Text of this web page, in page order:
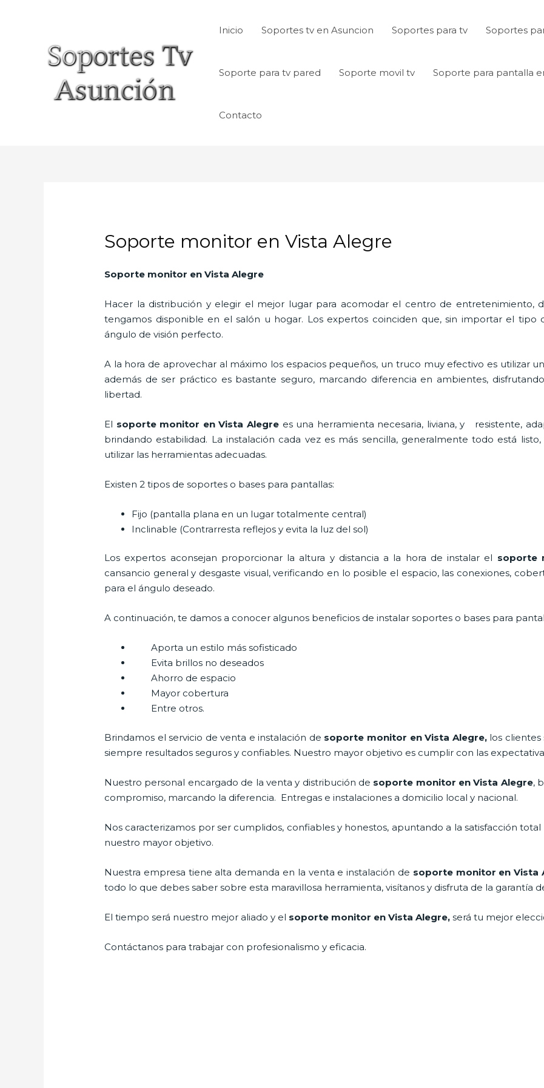
Inicio Soportes tv en Asuncion Soportes para tv Soportes
Soporte para tv pared Soporte movil tv Soporte para pantalla
Contacto
Soporte monitor en Vista Alegre
Soporte monitor en Vista Alegre
Hacer la distribución y elegir el mejor lugar para acomodar el centro de entretenimiento,
tengamos disponible en el salón u hogar. Los expertos coinciden que, sin importar el
ángulo de visión perfecto.
A la hora de aprovechar al máximo los espacios pequeños, un truco muy efectivo es utilizar un
además de ser práctico es bastante seguro, marcando diferencia en ambientes,
libertad.
El soporte monitor en Vista Alegre es una herramienta necesaria, liviana, y resistente,
brindando estabilidad. La instalación cada vez es más sencilla, generalmente todo está
utilizar las herramientas adecuadas.
Existen 2 tipos de soportes o bases para pantallas:
Fijo (pantalla plana en un lugar totalmente central)
Inclinable (Contrarresta reflejos y evita la luz del sol)
Los expertos aconsejan proporcionar la altura y distancia a la hora de instalar el soporte
cansancio general y desgaste visual, verificando en lo posible el espacio, las conexiones,
para el ángulo deseado.
A continuación, te damos a conocer algunos beneficios de instalar soportes o bases para
Aporta un estilo más sofisticado
Evita brillos no deseados
Ahorro de espacio
Mayor cobertura
Entre otros.
Brindamos el servicio de venta e instalación de soporte monitor en Vista Alegre, los
siempre resultados seguros y confiables. Nuestro mayor objetivo es cumplir con las
Nuestro personal encargado de la venta y distribución de soporte monitor en Vista Alegre,
compromiso, marcando la diferencia. Entregas e instalaciones a domicilio local y nacional.
Nos caracterizamos por ser cumplidos, confiables y honestos, apuntando a la satisfacción
nuestro mayor objetivo.
Nuestra empresa tiene alta demanda en la venta e instalación de soporte monitor en Vista
todo lo que debes saber sobre esta maravillosa herramienta, visítanos y disfruta de la garantía
El tiempo será nuestro mejor aliado y el soporte monitor en Vista Alegre,será tu mejor
Contáctanos para trabajar con profesionalismo y eficacia.